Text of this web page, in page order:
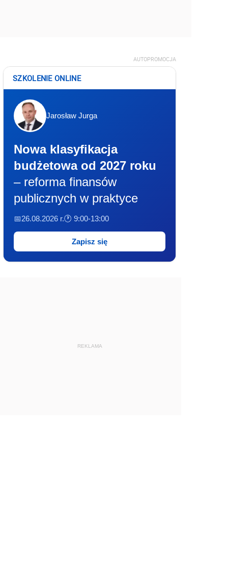
AUTOPROMOCJA
SZKOLENIE ONLINE
Jarosław Jurga
Nowa klasyfikacja
budżetowa od 2027 roku
– reforma finansów
publicznych w praktyce
📅26.08.2026 r.🕐 9:00-13:00
Zapisz się
REKLAMA